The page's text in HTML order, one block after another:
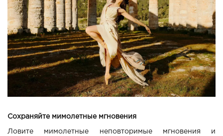
Сохраняйте мимолетные мгновения
Ловите мимолетные неповторимые мгновения и